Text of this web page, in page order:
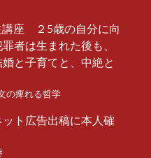
講座 ２5歳の自分に向
者は生まれた後も、
と子育てと、中絶と
の痺れる哲学
ト広告出稿に本人確